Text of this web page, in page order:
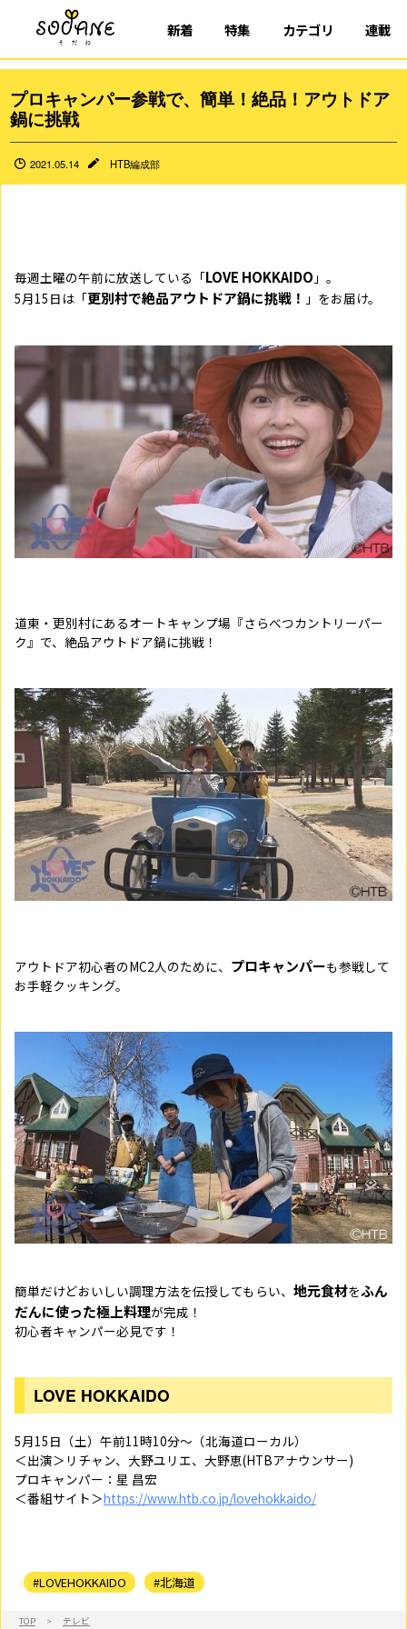
新着 特集 カテゴリ 連載
プロキャンパー参戦で、簡単！絶品！アウトドア
鍋に挑戦
2021.05.14 HTB編成部
毎週土曜の午前に放送している「LOVE HOKKAIDO 」。
5月15日は「更別村で絶品アウトドア鍋に挑戦！ 」をお届け。
道東・更別村にあるオートキャンプ場『さらべつカントリーパー
ク』で、絶品アウトドア鍋に挑戦！
アウトドア初心者のMC2人のために、 プロキャンパーも参戦して
お手軽クッキング。
簡単だけどおいしい調理方法を伝授してもらい、 地元食材をふん
だんに使った極上料理が完成！
初心者キャンパー必見です！
LOVE HOKKAIDO
5月15日（土）午前11時10分～（北海道ローカル）
＜出演＞リチャン、大野ユリエ、大野恵(HTBアナウンサー)
プロキャンパー：星 昌宏
＜番組サイト＞https://www.htb.co.jp/lovehokkaido/
#LOVEHOKKAIDO #北海道
TOP > テレビ